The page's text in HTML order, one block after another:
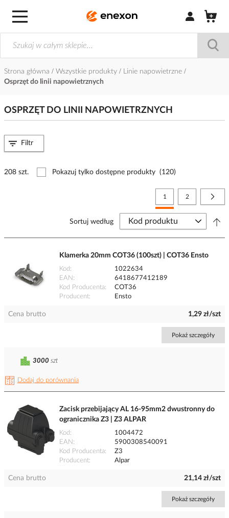
Zaloguj się /
Strona główna Wszystkie produkty
Linie napowietrzne
Osprzęt do linii napowietrznych
OSPRZĘT DO LINII NAPOWIETRZNYCH
208 szt. Pokazuj tylko dostępne produkty (120)
Strona
Aktualnie czytasz stronę
1 Strona
2
Sortuj według
Klamerka 20mm COT36 (100szt) | COT36 Ensto
Kod
1022634
EAN
6418677412189
Kod Producenta
COT36
Producent
Ensto
Cena brutto 1,29 zł/szt
Pokaż szczegóły
Dodaj do porównania
3000 szt
Zacisk przebijający AL 16-95mm2 dwustronny do
ogranicznika Z3 | Z3 ALPAR
Kod
1004472
EAN
5900308540091
Kod Producenta
Z3
Producent
Alpar
Cena brutto 21,14 zł/szt
Pokaż szczegóły
Filtr